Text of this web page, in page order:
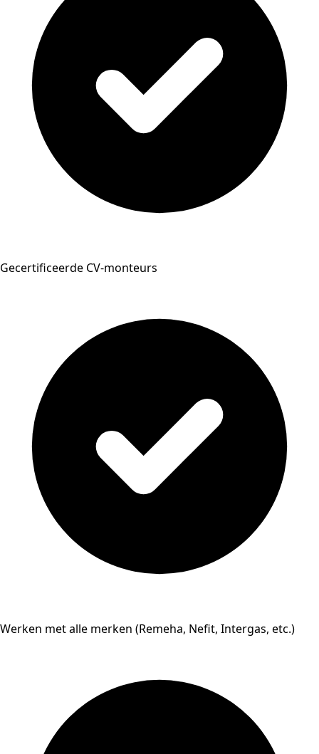
Gecertificeerde CV-monteurs
Werken met alle merken (Remeha, Nefit, Intergas, etc.)